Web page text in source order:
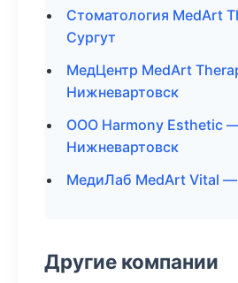
Стоматология MedArt
Сургут
МедЦентр MedArt
Нижневартовск
ООО Harmony Esthetic
Нижневартовск
МедиЛаб MedArt Vital
Другие компании